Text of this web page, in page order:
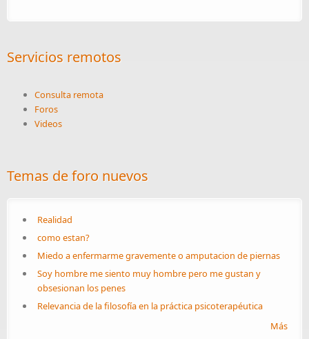
Servicios remotos
Consulta remota
Foros
Videos
Temas de foro nuevos
Realidad
como estan?
Miedo a enfermarme gravemente o amputacion de piernas
Soy hombre me siento muy hombre pero me gustan y
obsesionan los penes
Relevancia de la filosofía en la práctica psicoterapéutica
Más